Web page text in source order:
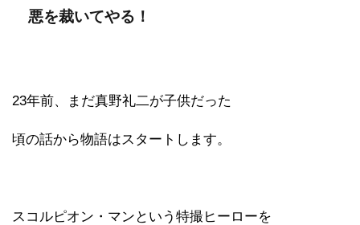
悪を裁いてやる！
23年前、まだ真野礼二が子供だった
頃の話から物語はスタートします。
スコルピオン・マンという特撮ヒーローを